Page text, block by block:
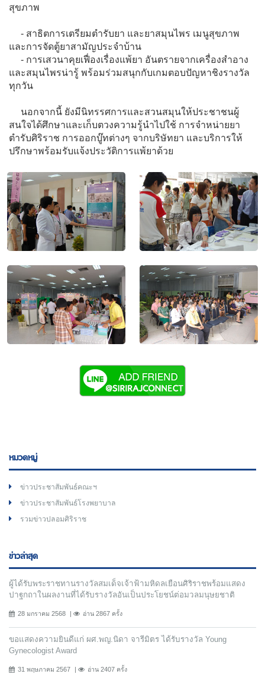
สุขภาพ
- สาธิตการเตรียมตำรับยา และยาสมุนไพร เมนูสุขภาพ
และการจัดตู้ยาสามัญประจำบ้าน
- การเสวนาคุยเฟื่องเรื่องแพ้ยา อันตรายจากเครื่องสำอาง
และสมุนไพรน่ารู้ พร้อมร่วมสนุกกับเกมตอบปัญหาชิงรางวัล
ทุกวัน
นอกจากนี้ ยังมีนิทรรศการและสวนสมุนให้ประชาชนผู้
สนใจได้ศึกษาและเก็บตวงความรู้นำไปใช้ การจำหน่ายยา
ตำรับศิริราช การออกบู๊ทต่างๆ จากบริษัทยา และบริการให้
ปรึกษาพร้อมรับแจ้งประวัติการแพ้ยาด้วย
หมวดหมู่
ข่าวประชาสัมพันธ์คณะฯ
ข่าวประชาสัมพันธ์โรงพยาบาล
รวมข่าวปลอมศิริราช
ข่าวล่าสุด
ผู้ได้รับพระราชทานรางวัลสมเด็จเจ้าฟ้ามหิดลเยือนศิริราชพร้อมแสดง
ปาฐกถาในผลงานที่ได้รับรางวัลอันเป็นประโยชน์ต่อมวลมนุษยชาติ
28 มกราคม 2568 อ่าน 2867 ครั้ง
ขอแสดงความยินดีแก่ ผศ.พญ.นิดา จารีมิตร ได้รับรางวัล Young
Gynecologist Award
31 พฤษภาคม 2567 อ่าน 2407 ครั้ง